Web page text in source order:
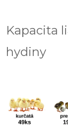
Kapacita
hydiny